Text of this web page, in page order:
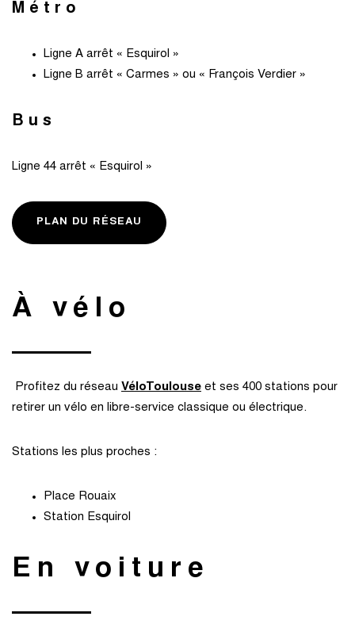
Métro
Ligne A arrêt « Esquirol »
Ligne B arrêt « Carmes » ou « François Verdier »
Bus
Ligne 44 arrêt « Esquirol »
PLAN DU RÉSEAU
À vélo
Profitez du réseau VéloToulouse et ses 400 stations pour
retirer un vélo en libre-service classique ou électrique.
Stations les plus proches :
Place Rouaix
Station Esquirol
En voiture